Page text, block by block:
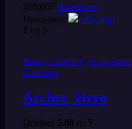
250.00₽ В корзину
Продавец:
easyApp
1 из 5
Игры Construct, Исходники
Construct
Archer_Hero
Оценка 5.00 из 5